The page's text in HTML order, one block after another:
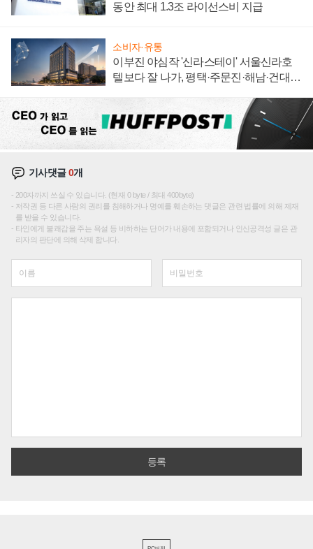
동안 최대 1.3조 라이선스비 지급
소비자·유통
이부진 야심작 '신라스테이' 서울신라호
텔보다 잘 나가, 평택·주문진·해남·건대로
기사댓글0개
200자까지 쓰실 수 있습니다. (현재 0 byte / 최대 400byte)
저작권 등 다른 사람의 권리를 침해하거나 명예를 훼손하는 댓글은 관련 법률에 의해 제재
를 받을 수 있습니다.
타인에게 불쾌감을 주는 욕설 등 비하하는 단어가 내용에 포함되거나 인신공격성 글은 관
리자의 판단에 의해 삭제 합니다.